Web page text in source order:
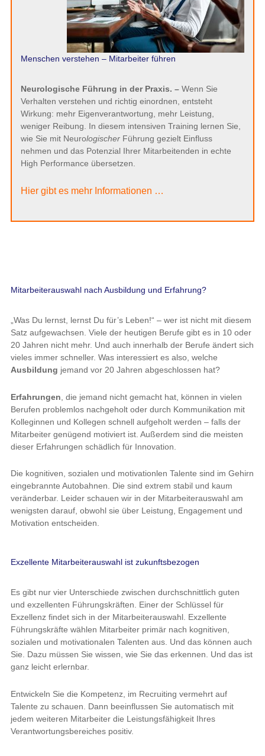
Menschen verstehen – Mitarbeiter führen
Neurologische Führung in der Praxis. – Wenn Sie
Verhalten verstehen und richtig einordnen, entsteht
Wirkung: mehr Eigenverantwortung, mehr Leistung,
weniger Reibung. In diesem intensiven Training lernen Sie,
wie Sie mit NeurologischerFührung gezielt Einfluss
nehmen und das Potenzial Ihrer Mitarbeitenden in echte
High Performance übersetzen.
Hier gibt es mehr Informationen …
Mitarbeiterauswahl nach Ausbildung und Erfahrung?
„Was Du lernst, lernst Du für’s Leben!“ – wer ist nicht mit diesem
Satz aufgewachsen. Viele der heutigen Berufe gibt es in 10 oder
20 Jahren nicht mehr. Und auch innerhalb der Berufe ändert sich
vieles immer schneller. Was interessiert es also, welche
Ausbildung jemand vor 20 Jahren abgeschlossen hat?
Erfahrungen , die jemand nicht gemacht hat, können in vielen
Berufen problemlos nachgeholt oder durch Kommunikation mit
Kolleginnen und Kollegen schnell aufgeholt werden – falls der
Mitarbeiter genügend motiviert ist. Außerdem sind die meisten
dieser Erfahrungen schädlich für Innovation.
Die kognitiven, sozialen und motivationlen Talente sind im Gehirn
eingebrannte Autobahnen. Die sind extrem stabil und kaum
veränderbar. Leider schauen wir in der Mitarbeiterauswahl am
wenigsten darauf, obwohl sie über Leistung, Engagement und
Motivation entscheiden.
Exzellente Mitarbeiterauswahl ist zukunftsbezogen
Es gibt nur vier Unterschiede zwischen durchschnittlich guten
und exzellenten Führungskräften. Einer der Schlüssel für
Exzellenz findet sich in der Mitarbeiterauswahl. Exzellente
Führungskräfte wählen Mitarbeiter primär nach kognitiven,
sozialen und motivationalen Talenten aus. Und das können auch
Sie. Dazu müssen Sie wissen, wie Sie das erkennen. Und das ist
ganz leicht erlernbar.
Entwickeln Sie die Kompetenz, im Recruiting vermehrt auf
Talente zu schauen. Dann beeinflussen Sie automatisch mit
jedem weiteren Mitarbeiter die Leistungsfähigkeit Ihres
Verantwortungsbereiches positiv.